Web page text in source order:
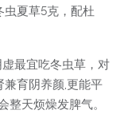
夏草5克，配杜
虚最宜吃冬虫草，对
育阴养颜,更能平
整天烦燥发脾气。